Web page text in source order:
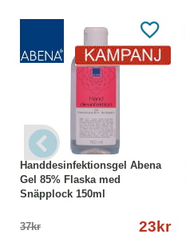
Handdesinfektionsgel Abena
Gel 85% Flaska med
Snäpplock 150ml
37kr 23kr